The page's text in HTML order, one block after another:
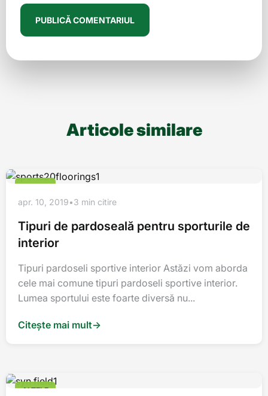
Articole similare
ALTELE
apr. 10, 2019•3 min citire
Tipuri de pardoseală pentru sporturile de
interior
Tipuri pardoseli sportive interior Astăzi vom aborda
cele mai comune tipuri pardoseli sportive interior.
Lumea sportului este foarte diversă nu...
Citește mai mult→
ALTELE